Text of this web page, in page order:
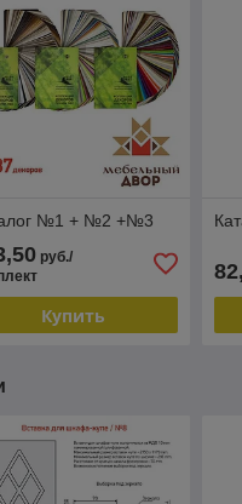
№1 + №2 +№3
руб./
Купить